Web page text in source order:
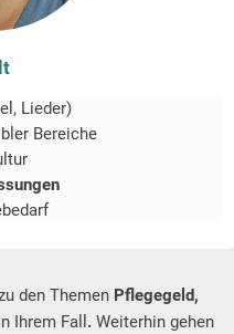
Lieder)
Bereiche
den Themen Pflegegeld,
Ihrem Fall . Weiterhin gehen